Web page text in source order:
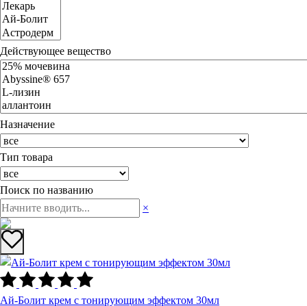
Действующее вещество
Назначение
Тип товара
Поиск по названию
×
Ай-Болит крем с тонирующим эффектом 30мл